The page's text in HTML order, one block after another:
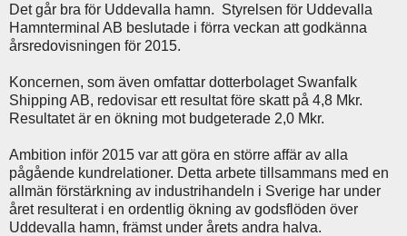
Det går bra för Uddevalla hamn. Styrelsen för Uddevalla
Hamnterminal AB beslutade i förra veckan att godkänna
årsredovisningen för 2015.
Koncernen, som även omfattar dotterbolaget Swanfalk
Shipping AB, redovisar ett resultat före skatt på 4,8 Mkr.
Resultatet är en ökning mot budgeterade 2,0 Mkr.
Ambition inför 2015 var att göra en större affär av alla
pågående kundrelationer. Detta arbete tillsammans med en
allmän förstärkning av industrihandeln i Sverige har under
året resulterat i en ordentlig ökning av godsflöden över
Uddevalla hamn, främst under årets andra halva.